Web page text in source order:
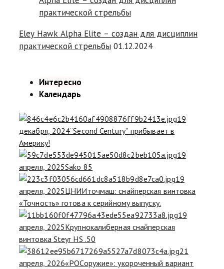
Eley Hawk Alpha Elite – создан для дисциплин
практической стрельбы 01.12.2024
Интересно
Календарь
19
декабря, 2024“Second Century” прибывает в
Америку!
19
апреля, 2025Sako 85
19
апреля, 2025ЦНИИточмаш: снайперская винтовка
«Точность» готова к серийному выпуску.
19
апреля, 2025Крупнокалиберная снайперская
винтовка Steyr HS .50
21
апреля, 2026«РОСоружие»: укороченный вариант